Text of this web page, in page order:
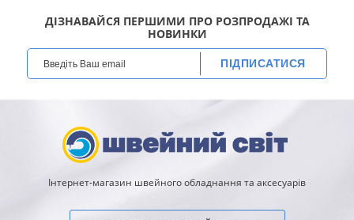
ДІЗНАВАЙСЯ ПЕРШИМИ ПРО РОЗПРОДАЖІ ТА
НОВИНКИ
ПІДПИСАТИСЯ
Інтернет-магазин швейного обладнання та аксесуарів